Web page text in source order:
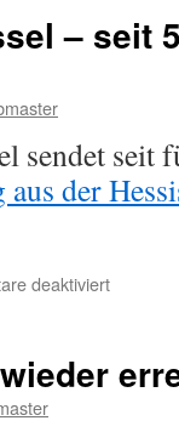
– seit
sendet seit
der
deaktiviertfür
seit